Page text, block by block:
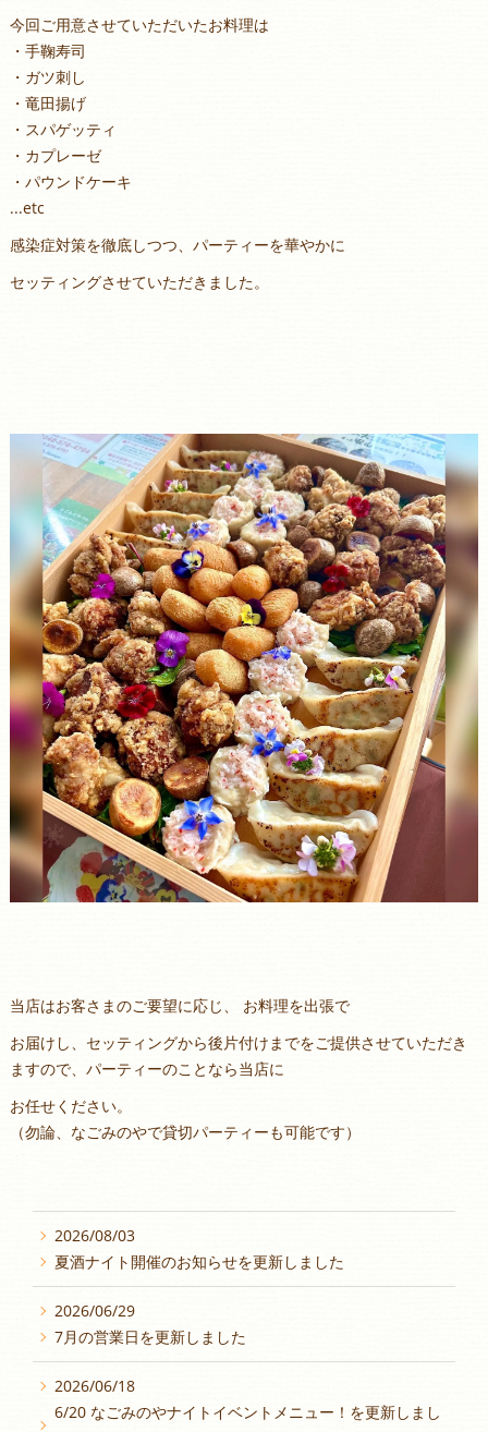
今回ご用意させていただいたお料理は
・手鞠寿司
・ガツ刺し
・竜田揚げ
・スパゲッティ
・カプレーゼ
・パウンドケーキ
...etc
感染症対策を徹底しつつ、パーティーを華やかに
セッティングさせていただきました。
当店はお客さまのご要望に応じ、 お料理を出張で
お届けし、セッティングから後片付けまでをご提供させていただき
ますので、パーティーのことなら当店に
お任せください。
（勿論、なごみのやで貸切パーティーも可能です）
2026/08/03
夏酒ナイト開催のお知らせを更新しました
2026/06/29
7月の営業日を更新しました
2026/06/18
6/20 なごみのやナイトイベントメニュー！を更新しまし